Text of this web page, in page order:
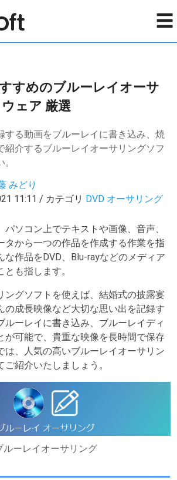
☰
すすめのブルーレイオーサ
ェア 厳選
する動画をブルーレイに書き込み、焼
紹介するブルーレイオーサリングソフ
みどり
11:11 / カテゴリ DVD オーサリング
パソコン上でテキストや画像、音声、
タから一つの作品を作成する作業を指
な作品をDVD、Blu-rayなどのメディア
も指します。
ングソフトを使えば、結婚式の披露宴
の成長映像など大切な思い出を記録す
ルーレイに書き込み、ブルーレイディ
が可能で、貴重な映像を長時間で保存
は、人気の高いブルーレイオーサリン
紹介いたしましょう。
ルーレイオーサリング